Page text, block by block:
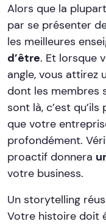
Alors que la
par se présenter
les meilleures
d’être. Et lorsque
angle, vous attirez
dont les membres
sont là, c’est
que votre
profondément.
proactif donnera
votre business.
Un storytelling
Votre histoire doit